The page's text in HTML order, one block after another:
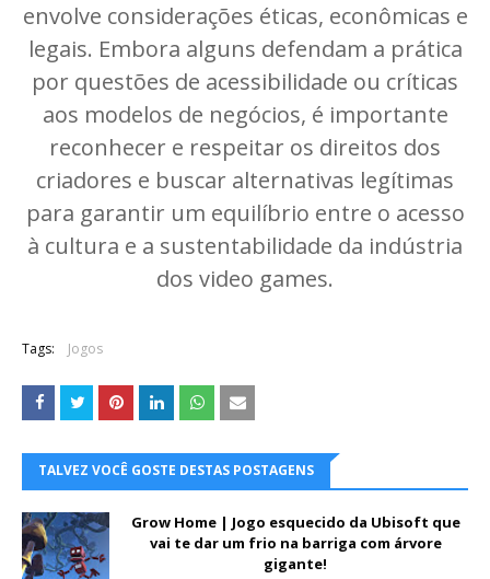
envolve considerações éticas, econômicas e
legais. Embora alguns defendam a prática
por questões de acessibilidade ou críticas
aos modelos de negócios, é importante
reconhecer e respeitar os direitos dos
criadores e buscar alternativas legítimas
para garantir um equilíbrio entre o acesso
à cultura e a sustentabilidade da indústria
dos video games.
Tags: Jogos
TALVEZ VOCÊ GOSTE DESTAS POSTAGENS
Grow Home | Jogo esquecido da Ubisoft que
vai te dar um frio na barriga com árvore
gigante!